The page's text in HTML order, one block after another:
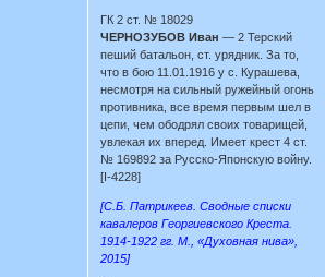
ГК 2 ст. № 18029
ЧЕРНОЗУБОВ Иван — 2 Терский
пеший батальон, ст. урядник. За то,
что в бою 11.01.1916 у с. Курашева,
несмотря на сильный ружейный огонь
противника, все время первым шел в
цепи, чем ободрял своих товарищей,
увлекая их вперед. Имеет крест 4 ст.
№ 169892 за Русско-Японскую войну.
[I-4228]
[С.Б. Патрикеев. Сводные списки
кавалеров Георгиевского Креста.
1914-1922 гг. М., «Духовная нива»,
2015]